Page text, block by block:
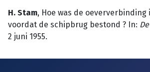
H. Stam, Hoe was de oeververbinding
voordat de schipbrug bestond ? In: De
2 juni 1955.